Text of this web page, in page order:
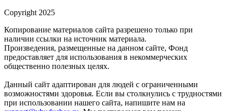
Copyright 2025
Копирование материалов сайта разрешено только при
наличии ссылки на источник материала.
Произведения, размещенные на данном сайте, Фонд
предоставляет для использования в некоммерческих
общественно полезных целях.
Данный сайт адаптирован для людей с ограниченными
возможностями здоровья. Если вы столкнулись с трудностями
при использовании нашего сайта, напишите нам на